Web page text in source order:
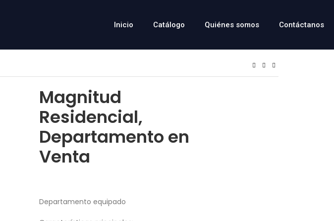
Inicio Catálogo Quiénes somos Contáctanos
Magnitud
Residencial,
Departamento en
Venta
Departamento equipado